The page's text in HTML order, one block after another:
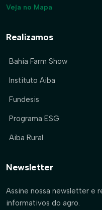
Veja no Mapa
Realizamos
Bahia Farm Show
Instituto Aiba
Fundesis
Programa ESG
Aiba Rural
Newsletter
Assine nossa newsletter e
informativos do agro.